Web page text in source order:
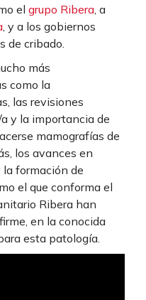
el grupo Ribera , a
, y a los gobiernos
de cribado.
más
como la
las revisiones
y la importancia de
mamografías de
los avances en
formación de
el que conforma el
Ribera han
en la conocida
esta patología.